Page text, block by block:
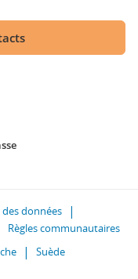
données
Règles communautaires
Suède